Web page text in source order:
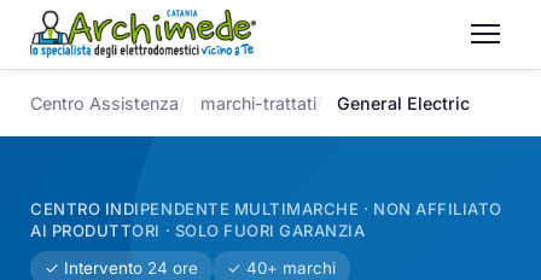
Centro Assistenza marchi-trattati General Electric
CENTRO INDIPENDENTE MULTIMARCHE · NON AFFILIATO
AI PRODUTTORI · SOLO FUORI GARANZIA
✓ Intervento 24 ore
✓ 40+ marchi